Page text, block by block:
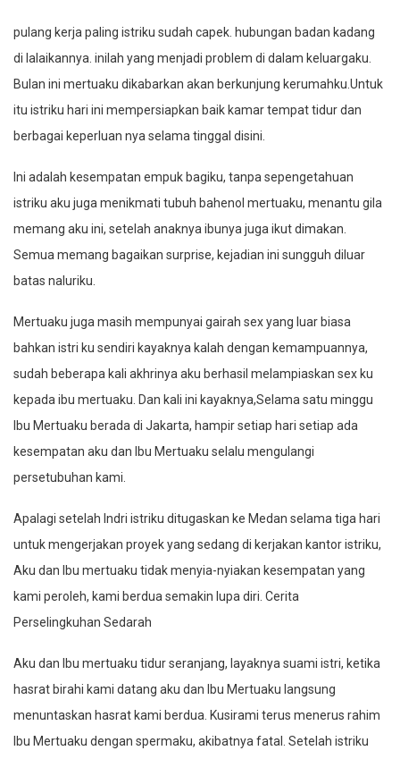
pulang kerja paling istriku sudah capek. hubungan badan kadang
di lalaikannya. inilah yang menjadi problem di dalam keluargaku.
Bulan ini mertuaku dikabarkan akan berkunjung kerumahku.Untuk
itu istriku hari ini mempersiapkan baik kamar tempat tidur dan
berbagai keperluan nya selama tinggal disini.
Ini adalah kesempatan empuk bagiku, tanpa sepengetahuan
istriku aku juga menikmati tubuh bahenol mertuaku, menantu gila
memang aku ini, setelah anaknya ibunya juga ikut dimakan.
Semua memang bagaikan surprise, kejadian ini sungguh diluar
batas naluriku.
Mertuaku juga masih mempunyai gairah sex yang luar biasa
bahkan istri ku sendiri kayaknya kalah dengan kemampuannya,
sudah beberapa kali akhrinya aku berhasil melampiaskan sex ku
kepada ibu mertuaku. Dan kali ini kayaknya,Selama satu minggu
Ibu Mertuaku berada di Jakarta, hampir setiap hari setiap ada
kesempatan aku dan Ibu Mertuaku selalu mengulangi
persetubuhan kami.
Apalagi setelah Indri istriku ditugaskan ke Medan selama tiga hari
untuk mengerjakan proyek yang sedang di kerjakan kantor istriku,
Aku dan Ibu mertuaku tidak menyia-nyiakan kesempatan yang
kami peroleh, kami berdua semakin lupa diri. Cerita
Perselingkuhan Sedarah
Aku dan Ibu mertuaku tidur seranjang, layaknya suami istri, ketika
hasrat birahi kami datang aku dan Ibu Mertuaku langsung
menuntaskan hasrat kami berdua. Kusirami terus menerus rahim
Ibu Mertuaku dengan spermaku, akibatnya fatal. Setelah istriku